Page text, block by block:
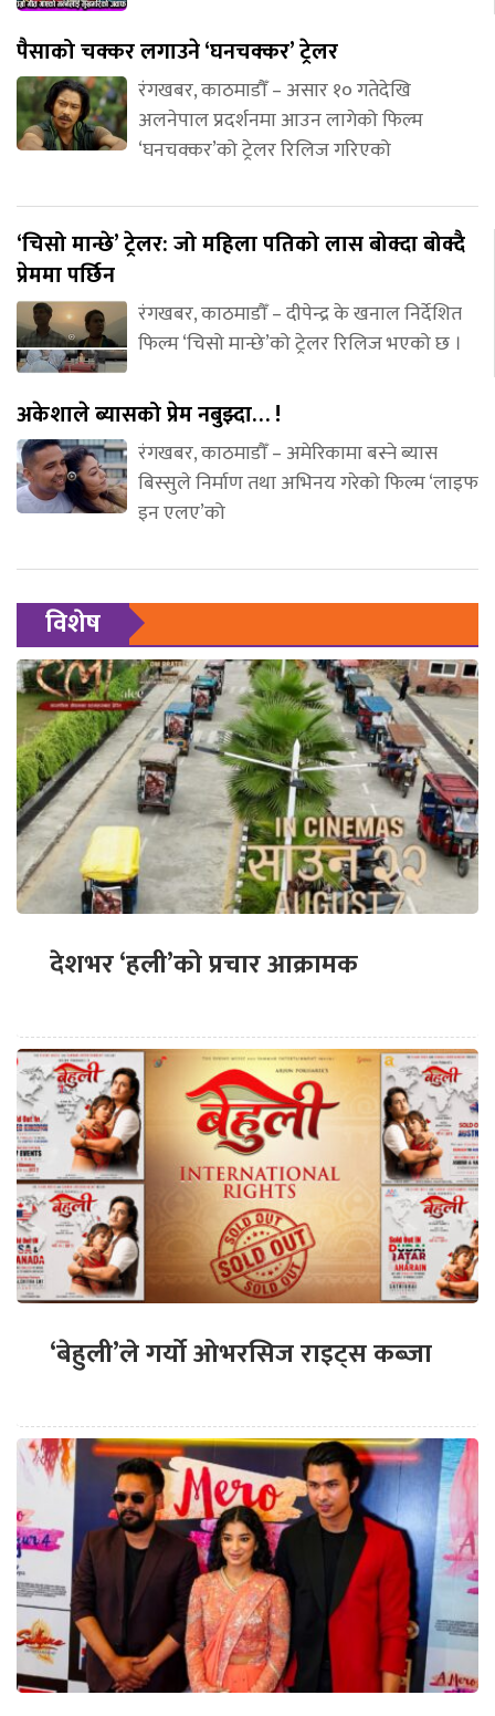
पैसाको चक्कर लगाउने ‘घनचक्कर’ ट्रेलर
रंगखबर, काठमाडौँ – असार १० गतेदेखि
अलनेपाल प्रदर्शनमा आउन लागेको फिल्म
‘घनचक्कर’को ट्रेलर रिलिज गरिएको
‘चिसो मान्छे’ ट्रेलर: जो महिला पतिको लास बोक्दा बोक्दै
प्रेममा पर्छिन
रंगखबर, काठमाडौँ – दीपेन्द्र के खनाल निर्देशित
फिल्म ‘चिसो मान्छे’को ट्रेलर रिलिज भएको छ ।
अकेशाले ब्यासको प्रेम नबुझ्दा… !
रंगखबर, काठमाडौँ – अमेरिकामा बस्ने ब्यास
बिस्सुले निर्माण तथा अभिनय गरेको फिल्म ‘लाइफ
इन एलए’को
विशेष
देशभर ‘हली’को प्रचार आक्रामक
‘बेहुली’ले गर्यो ओभरसिज राइट्स कब्जा